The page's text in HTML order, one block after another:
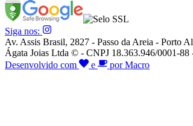
Siga nos:
Av. Assis Brasil, 2827 - Passo da Areia - Porto
Ágata Joias Ltda © - CNPJ 18.363.946/0001-88
Desenvolvido com
e por Macro